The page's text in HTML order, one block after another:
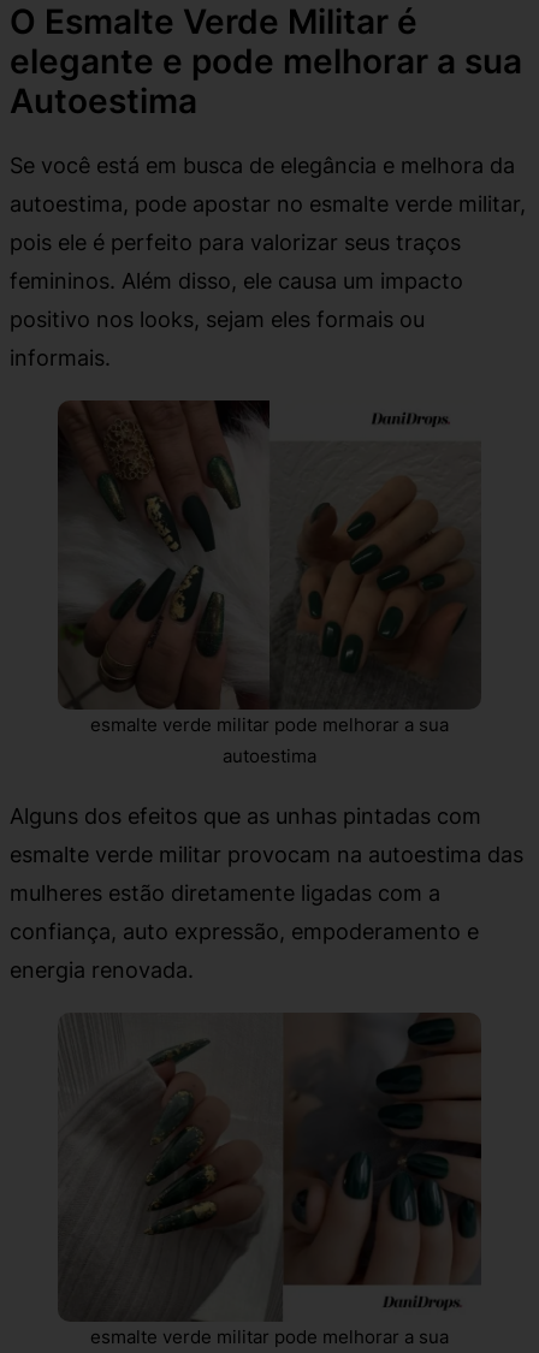
O Esmalte Verde Militar é
elegante e pode melhorar a sua
Autoestima
Se você está em busca de elegância e melhora da
autoestima, pode apostar no esmalte verde militar,
pois ele é perfeito para valorizar seus traços
femininos. Além disso, ele causa um impacto
positivo nos looks, sejam eles formais ou
informais.
esmalte verde militar pode melhorar a sua
autoestima
Alguns dos efeitos que as unhas pintadas com
esmalte verde militar provocam na autoestima das
mulheres estão diretamente ligadas com a
confiança, auto expressão, empoderamento e
energia renovada.
esmalte verde militar pode melhorar a sua